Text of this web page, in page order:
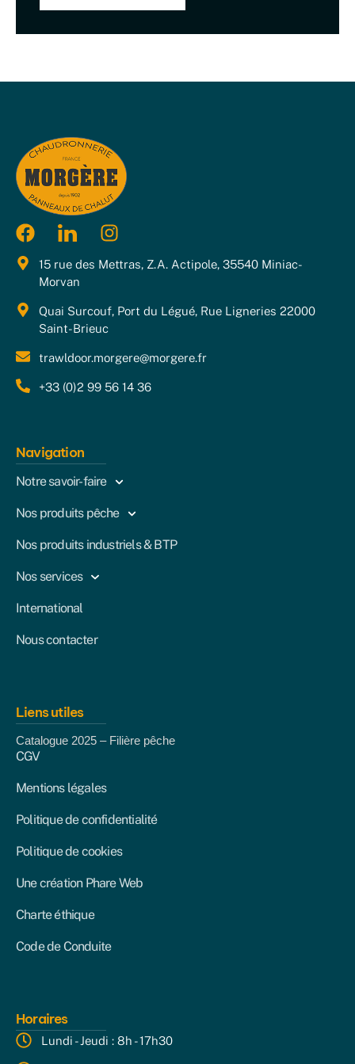
15 rue des Mettras, Z.A. Actipole, 35540 Miniac-
Morvan
Quai Surcouf, Port du Légué, Rue Ligneries 22000
Saint-Brieuc
trawldoor.morgere@morgere.fr
+33 (0)2 99 56 14 36
Navigation
Notre savoir-faire
Nos produits pêche
Nos produits industriels & BTP
Nos services
International
Nous contacter
Liens utiles
Catalogue 2025 – Filière pêche
CGV
Mentions légales
Politique de confidentialité
Politique de cookies
Une création Phare Web
Charte éthique
Code de Conduite
Horaires
Lundi - Jeudi : 8h - 17h30